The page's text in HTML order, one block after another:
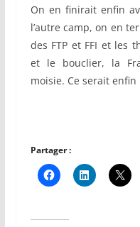
On en finirait enfin
l’autre camp, on en
des FTP et FFI et les
et le bouclier, la
moisie. Ce serait
Partager :